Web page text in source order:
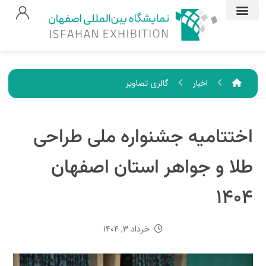
اخبار گالری تصاویر
اختتامیه جشنواره ملی طراحی
طلا و جواهر استان اصفهان
۱۴۰۴
خرداد ۳, ۱۴۰۴